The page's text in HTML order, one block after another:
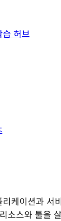
허브
케이션과 서
소스와 툴을